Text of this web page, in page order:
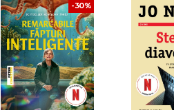
-30%